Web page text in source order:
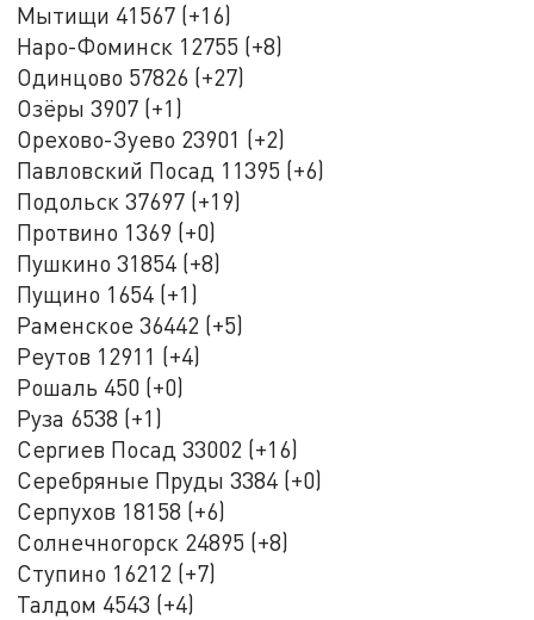
Мытищи 41567 (+16)
Наро-Фоминск 12755 (+8)
Одинцово 57826 (+27)
Озёры 3907 (+1)
Орехово-Зуево 23901 (+2)
Павловский Посад 11395 (+6)
Подольск 37697 (+19)
Протвино 1369 (+0)
Пушкино 31854 (+8)
Пущино 1654 (+1)
Раменское 36442 (+5)
Реутов 12911 (+4)
Рошаль 450 (+0)
Руза 6538 (+1)
Сергиев Посад 33002 (+16)
Серебряные Пруды 3384 (+0)
Серпухов 18158 (+6)
Солнечногорск 24895 (+8)
Ступино 16212 (+7)
Талдом 4543 (+4)